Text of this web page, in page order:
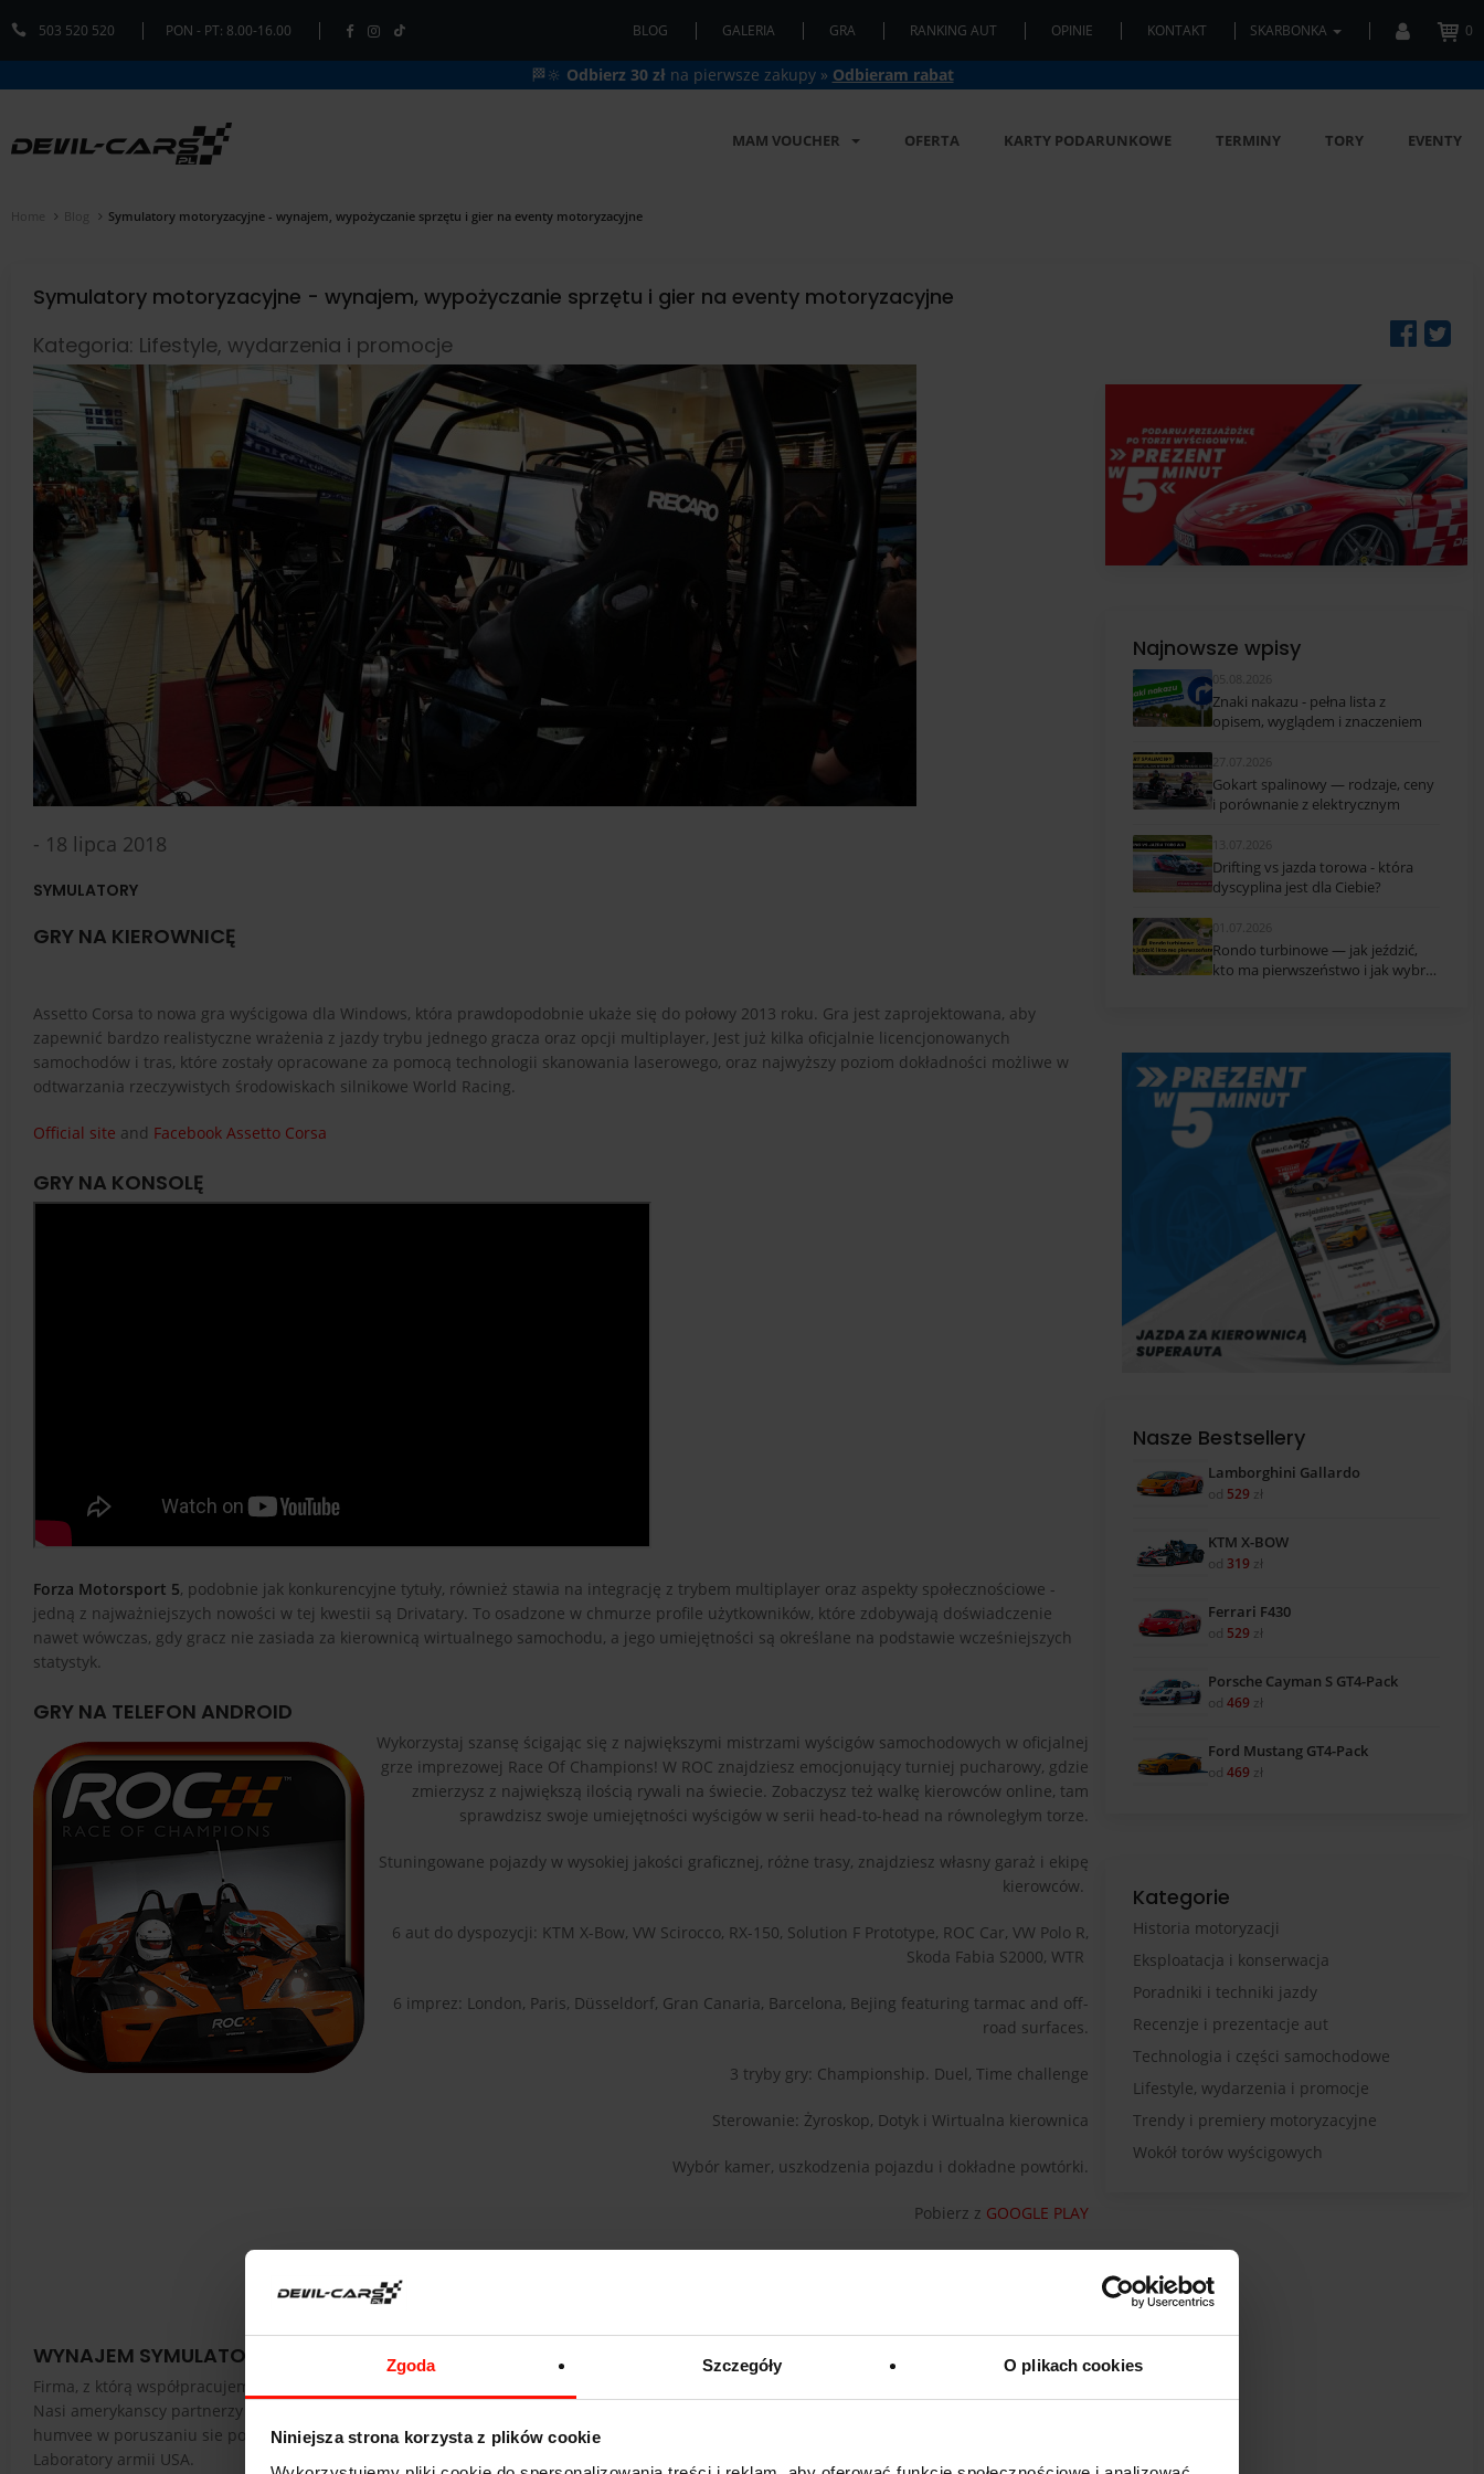
Zgoda Szczegóły O plikach cookies
Niniejsza strona korzysta z plików cookie
503 520 520 PON - PT: 8.00-16.00 BLOG GALERIA GRA RANKING AUT OPINIE KONTAKT SKARBONKA 0
🏁🔆 Odbierz 30 zł na pierwsze zakupy » Odbieram rabat
MAM VOUCHER OFERTA KARTY PODARUNKOWE TERMINY TORY EVENTY
Home Blog Symulatory motoryzacyjne - wynajem, wypożyczanie sprzętu i gier na eventy motoryzacyjne
Symulatory motoryzacyjne - wynajem, wypożyczanie sprzętu i gier na eventy motoryzacyjne
Kategoria: Lifestyle, wydarzenia i promocje
- 18 lipca 2018
SYMULATORY
GRY NA KIEROWNICĘ
Assetto Corsa to nowa gra wyścigowa dla Windows, która prawdopodobnie ukaże się do połowy 2013 roku. Gra jest zaprojektowana, aby
zapewnić bardzo realistyczne wrażenia z jazdy trybu jednego gracza oraz opcji multiplayer, Jest już kilka oficjalnie licencjonowanych
samochodów i tras, które zostały opracowane za pomocą technologii skanowania laserowego, oraz najwyższy poziom dokładności możliwe w
odtwarzania rzeczywistych środowiskach silnikowe World Racing.
Official site and Facebook Assetto Corsa
GRY NA KONSOLĘ
Forza Motorsport 5, podobnie jak konkurencyjne tytuły, również stawia na integrację z trybem multiplayer oraz aspekty społecznościowe -
jedną z najważniejszych nowości w tej kwestii są Drivatary. To osadzone w chmurze profile użytkowników, które zdobywają doświadczenie
nawet wówczas, gdy gracz nie zasiada za kierownicą wirtualnego samochodu, a jego umiejętności są określane na podstawie wcześniejszych
statystyk.
GRY NA TELEFON ANDROID
Wykorzystaj szansę ścigając się z największymi mistrzami wyścigów samochodowych w oficjalnej
grze imprezowej Race Of Champions! W ROC znajdziesz emocjonujący turniej pucharowy, gdzie
zmierzysz z największą ilością rywali na świecie. Zobaczysz też walkę kierowców online, tam
sprawdzisz swoje umiejętności wyścigów w serii head-to-head na równoległym torze.
Stuningowane pojazdy w wysokiej jakości graficznej, różne trasy, znajdziesz własny garaż i ekipę
kierowców.
6 aut do dyspozycji: KTM X-Bow, VW Scirocco, RX-150, Solution F Prototype, ROC Car, VW Polo R,
Skoda Fabia S2000, WTR
6 imprez: London, Paris, Düsseldorf, Gran Canaria, Barcelona, Bejing featuring tarmac and off-
road surfaces.
3 tryby gry: Championship. Duel, Time challenge
Sterowanie: Żyroskop, Dotyk i Wirtualna kierownica
Wybór kamer, uszkodzenia pojazdu i dokładne powtórki.
Pobierz z GOOGLE PLAY
WYNAJEM SYMULATORÓW
Firma, z którą współpracujemy zajmuje się wynajmem urzadzeń symulujacych zjawiska fizyczne oddziaływujacych na kierowców oraz pilotów.
Nasi amerykanscy partnerzy tworzyli te maszyny na potrzeby wojska. Przed wyruszeniem na misje szkolono w nich kierowców samochodów
humvee w poruszaniu sie po trudnym terenie pustynnym. Program jest rozwijany przez USACE - Cold Regions Research and Engineering
Laboratory armii USA.
Najnowsze wpisy
05.08.2026
Znaki nakazu - pełna lista z
opisem, wyglądem i znaczeniem
27.07.2026
Gokart spalinowy — rodzaje, ceny
i porównanie z elektrycznym
13.07.2026
Drifting vs jazda torowa - która
dyscyplina jest dla Ciebie?
01.07.2026
Rondo turbinowe — jak jeździć,
kto ma pierwszeństwo i jak wybrać
Nasze Bestsellery
Lamborghini Gallardo
od 529 zł
KTM X-BOW
od 319 zł
Ferrari F430
od 529 zł
Porsche Cayman S GT4-Pack
od 469 zł
Ford Mustang GT4-Pack
od 469 zł
Kategorie
Historia motoryzacji
Eksploatacja i konserwacja
Poradniki i techniki jazdy
Recenzje i prezentacje aut
Technologia i części samochodowe
Lifestyle, wydarzenia i promocje
Trendy i premiery motoryzacyjne
Wokół torów wyścigowych